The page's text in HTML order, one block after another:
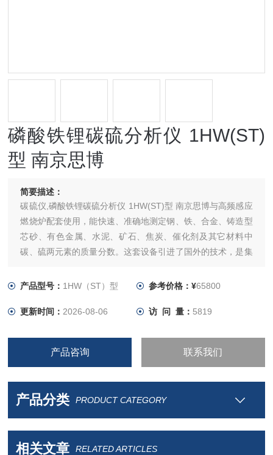
磷酸铁锂碳硫分析仪 1HW(ST)
型 南京思博
简要描述：
碳硫仪,磷酸铁锂碳硫分析仪 1HW(ST)型 南京思博与高频感应
燃烧炉配套使用，能快速、准确地测定钢、铁、合金、铸造型
芯砂、有色金属、水泥、矿石、焦炭、催化剂及其它材料中
碳、硫两元素的质量分数。这套设备引进了国外的技术，是集
有测量范围宽、功能齐全、操作简便、分析结果准确可靠等特
产品型号： 1HW（ST）型 参考价格：¥65800
更新时间： 2026-08-06 访 问 量： 5819
产品咨询 联系我们
产品分类 PRODUCT CATEGORY
相关文章 RELATED ARTICLES